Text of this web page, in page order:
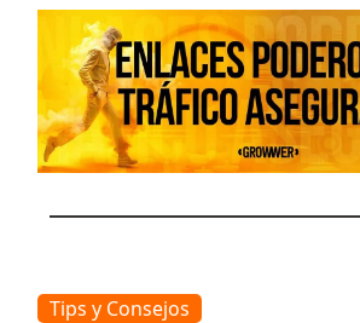
Tips y Consejos